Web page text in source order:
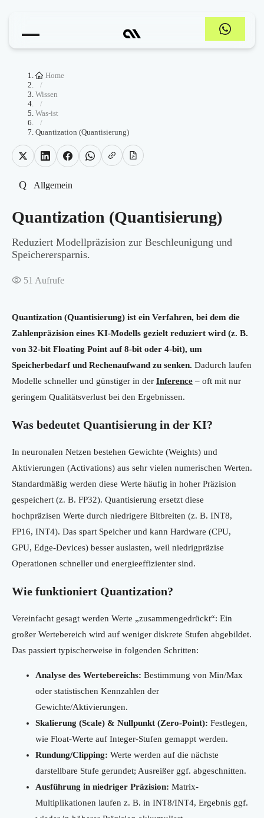
Home
/
Wissen
/
Was-ist
/
Quantization (Quantisierung)
Q Allgemein
Quantization (Quantisierung)
Reduziert Modellpräzision zur Beschleunigung und
Speicherersparnis.
51 Aufrufe
Quantization (Quantisierung) ist ein Verfahren, bei dem die
Zahlenpräzision eines KI-Modells gezielt reduziert wird (z. B.
von 32-bit Floating Point auf 8-bit oder 4-bit), um
Speicherbedarf und Rechenaufwand zu senken. Dadurch laufen
Modelle schneller und günstiger in der Inference – oft mit nur
geringem Qualitätsverlust bei den Ergebnissen.
Was bedeutet Quantisierung in der KI?
In neuronalen Netzen bestehen Gewichte (Weights) und
Aktivierungen (Activations) aus sehr vielen numerischen Werten.
Standardmäßig werden diese Werte häufig in hoher Präzision
gespeichert (z. B. FP32). Quantisierung ersetzt diese
hochpräzisen Werte durch niedrigere Bitbreiten (z. B. INT8,
FP16, INT4). Das spart Speicher und kann Hardware (CPU,
GPU, Edge-Devices) besser auslasten, weil niedrigpräzise
Operationen schneller und energieeffizienter sind.
Wie funktioniert Quantization?
Vereinfacht gesagt werden Werte „zusammengedrückt“: Ein
großer Wertebereich wird auf weniger diskrete Stufen abgebildet.
Das passiert typischerweise in folgenden Schritten:
Analyse des Wertebereichs: Bestimmung von Min/Max
oder statistischen Kennzahlen der
Gewichte/Aktivierungen.
Skalierung (Scale) & Nullpunkt (Zero-Point): Festlegen,
wie Float-Werte auf Integer-Stufen gemappt werden.
Rundung/Clipping: Werte werden auf die nächste
darstellbare Stufe gerundet; Ausreißer ggf. abgeschnitten.
Ausführung in niedriger Präzision: Matrix-
Multiplikationen laufen z. B. in INT8/INT4, Ergebnis ggf.